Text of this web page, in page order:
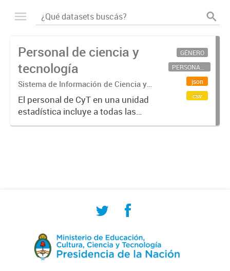
Personal de ciencia y
tecnología
Sistema de Información de Ciencia y
Tecnología Argentino (SICYTAR)
El personal de CyT en una unidad
estadística incluye a todas las
personas involucradas
GÉNERO
PERSONAL CIENTÍFICO-TECNOLÓGICO
json
csv